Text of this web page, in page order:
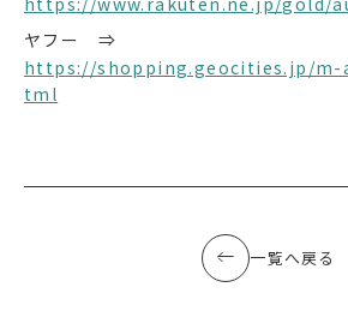
ヤフー ⇒
https://shopping.geocities.jp/m-
tml
一覧へ戻る